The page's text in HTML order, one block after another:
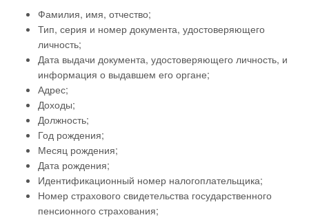
Фамилия, имя, отчество;
Тип, серия и номер документа, удостоверяющего
личность;
Дата выдачи документа, удостоверяющего личность, и
информация о выдавшем его органе;
Адрес;
Доходы;
Должность;
Год рождения;
Месяц рождения;
Дата рождения;
Идентификационный номер налогоплательщика;
Номер страхового свидетельства государственного
пенсионного страхования;